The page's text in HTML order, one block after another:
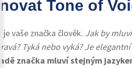
Tone of
je vaše značka člověk. Jak by
Tyká nebo vyká? Je
značka mluví stejným